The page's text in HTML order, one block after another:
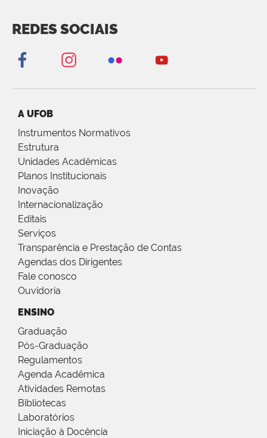
REDES SOCIAIS
A UFOB
Instrumentos Normativos
Estrutura
Unidades Acadêmicas
Planos Institucionais
Inovação
Internacionalização
Editais
Serviços
Transparência e Prestação de Contas
Agendas dos Dirigentes
Fale conosco
Ouvidoria
ENSINO
Graduação
Pós-Graduação
Regulamentos
Agenda Acadêmica
Atividades Remotas
Bibliotecas
Laboratórios
Iniciação à Docência